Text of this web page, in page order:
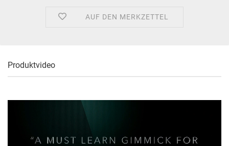
AUF DEN MERKZETTEL
Produktvideo